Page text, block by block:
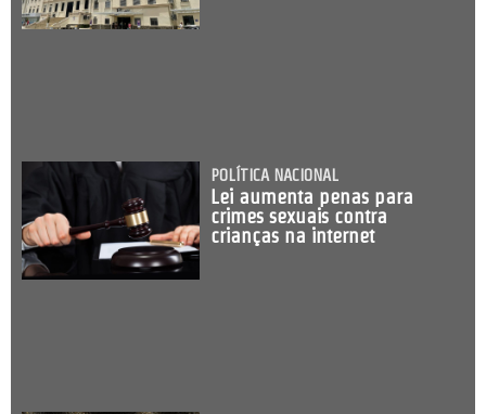
POLÍTICA NACIONAL
Lei aumenta penas para
crimes sexuais contra
crianças na internet